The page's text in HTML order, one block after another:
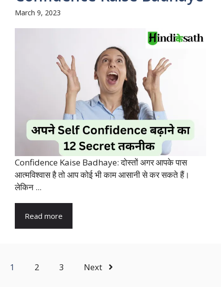
March 9, 2023
Confidence Kaise Badhaye: दोस्तों अगर आपके पास
आत्मविश्वास है तो आप कोई भी काम आसानी से कर सकते हैं।
लेकिन ...
Read more
1 2 3 Next